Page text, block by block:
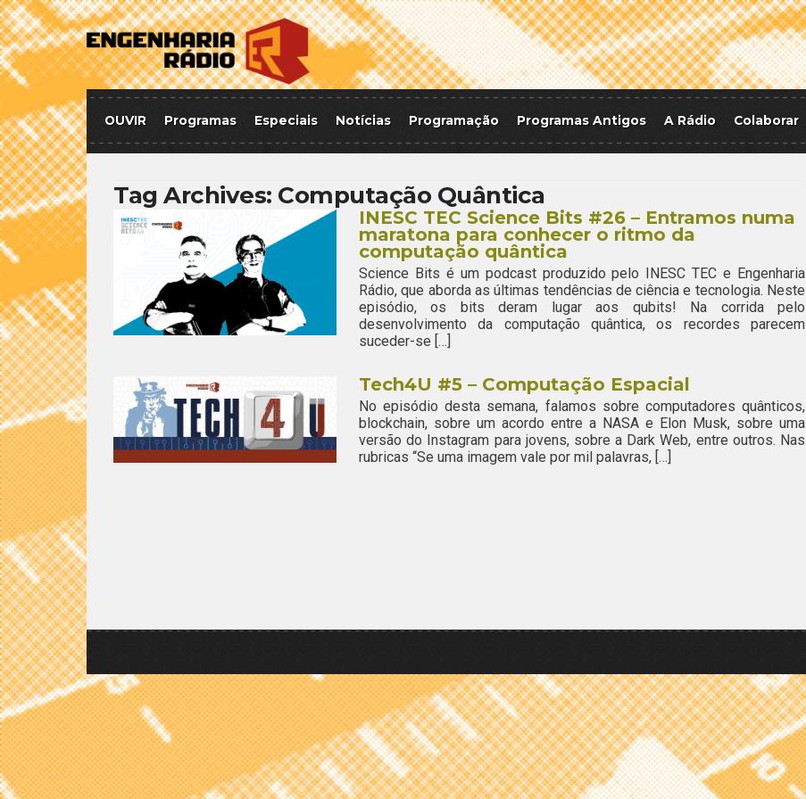
OUVIR Programas Especiais Notícias Programação Programas Antigos A Rádio Colaborar
Tag Archives: Computação Quântica
INESC TEC Science Bits #26 – Entramos numa
maratona para conhecer o ritmo da
computação quântica
Science Bits é um podcast produzido pelo INESC TEC e Engenharia
Rádio, que aborda as últimas tendências de ciência e tecnologia. Neste
episódio, os bits deram lugar aos qubits! Na corrida pelo
desenvolvimento da computação quântica, os recordes parecem
suceder-se […]
Tech4U #5 – Computação Espacial
No episódio desta semana, falamos sobre computadores quânticos,
blockchain, sobre um acordo entre a NASA e Elon Musk, sobre uma
versão do Instagram para jovens, sobre a Dark Web, entre outros. Nas
rubricas “Se uma imagem vale por mil palavras, […]